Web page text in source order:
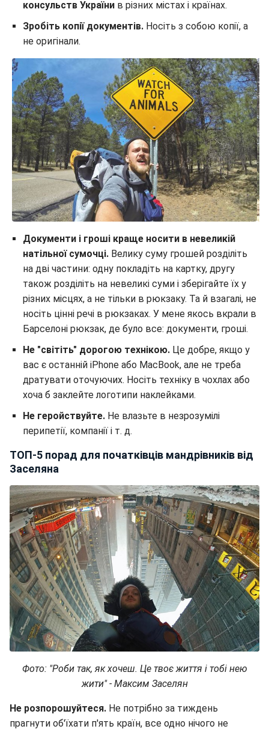
консульств України в різних містах і країнах.
Зробіть копії документів. Носіть з собою копії, а
не оригінали.
Документи і гроші краще носити в невеликій
натільної сумочці. Велику суму грошей розділіть
на дві частини: одну покладіть на картку, другу
також розділіть на невеликі суми і зберігайте їх у
різних місцях, а не тільки в рюкзаку. Та й взагалі, не
носіть цінні речі в рюкзаках. У мене якось вкрали в
Барселоні рюкзак, де було все: документи, гроші.
Не "світіть" дорогою технікою. Це добре, якщо у
вас є останній iPhone або MacBook, але не треба
дратувати оточуючих. Носіть техніку в чохлах або
хоча б заклейте логотипи наклейками.
Не геройствуйте. Не влазьте в незрозумілі
перипетії, компанії і т. д.
ТОП-5 порад для початківців мандрівників від
Заселяна
Фото: "Роби так, як хочеш. Це твоє життя і тобі нею
жити" - Максим Заселян
Не розпорошуйтеся. Не потрібно за тиждень
прагнути об'їхати п'ять країн, все одно нічого не